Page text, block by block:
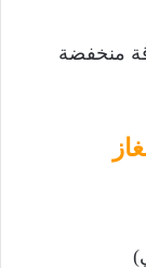
منخفضة